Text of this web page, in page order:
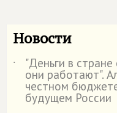
Новости
˙ "Деньги в
они работают".
честном
будущем России